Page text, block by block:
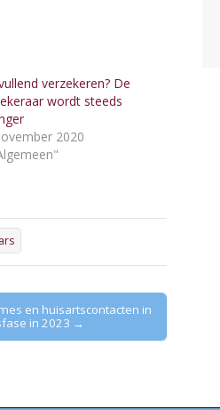
verzekeren? De
wordt steeds
2020
en huisartscontacten in
in 2023 →